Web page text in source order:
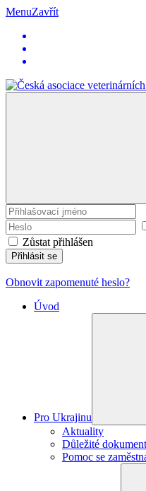
MenuZavřít
Zůstat přihlášen
Přihlásit se
Obnovit zapomenuté heslo?
Úvod
Pro Ukrajinu
Aktuality
Důležité
Pomoc se